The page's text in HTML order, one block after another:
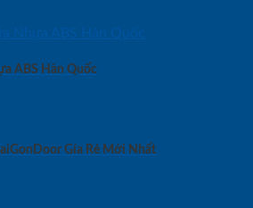
ABS Hàn Quốc
Gía Rẻ Mới Nhất